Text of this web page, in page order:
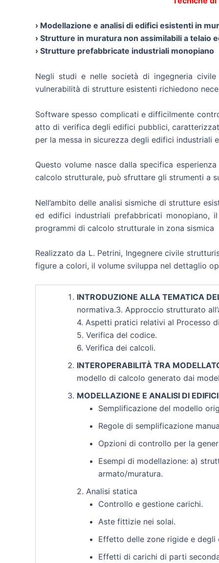
› Modellazione e analisi di edifici esistenti in
› Strutture in muratura non assimilabili a telaio
› Strutture prefabbricate industriali monopiano
Negli studi e nelle società di ingegneria
vulnerabilità di strutture esistenti richiedono
Software spesso complicati e difficilmente
atto di verifica degli edifici pubblici,
per la messa in sicurezza degli edifici industriali
Questo volume nasce dalla specifica
calcolo strutturale, può sfruttare gli strumenti a
Nell’ambito delle analisi sismiche di strutture
ed edifici industriali prefabbricati
programmi di calcolo strutturale in zona sismica
Realizzato da L. Petrini, Ingegnere civile
figure a colori, il volume sviluppa nel dettaglio
INTRODUZIONE ALLA TEMATICA
normativa.3. Approccio strutturato
4. Aspetti pratici relativi al Processo
5. Verifica del codice.
6. Verifica dei calcoli.
INTEROPERABILITÀ TRA
modello di calcolo generato dai
MODELLAZIONE E ANALISI DI
Semplificazione del modello
Regole di semplificazione
Opzioni di controllo per la
Esempi di modellazione: a)
armato/muratura.
2. Analisi statica
Controllo e gestione carichi.
Aste fittizie nei solai.
Effetto delle zone rigide e degli
Effetti di carichi di parti